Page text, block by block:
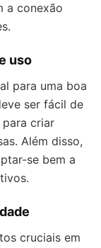
a conexão
uso
para uma boa
ser fácil de
para criar
Além disso,
se bem a
cruciais em